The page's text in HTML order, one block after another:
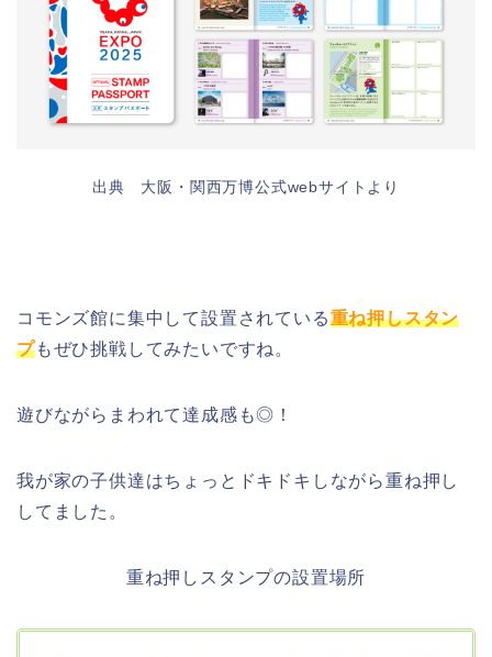
出典 大阪・関西万博公式webサイトより
コモンズ館に集中して設置されている重ね押しスタン
プもぜひ挑戦してみたいですね。
遊びながらまわれて達成感も◎！
我が家の子供達はちょっとドキドキしながら重ね押し
してました。
重ね押しスタンプの設置場所